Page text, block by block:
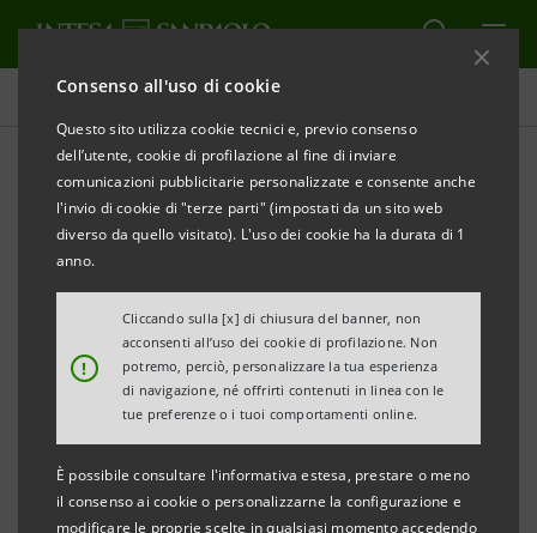
Consenso all'uso di cookie
Questo sito utilizza cookie tecnici e, previo consenso
dell’utente, cookie di profilazione al fine di inviare
comunicazioni pubblicitarie personalizzate e consente anche
l'invio di cookie di "terze parti" (impostati da un sito web
diverso da quello visitato). L'uso dei cookie ha la durata di 1
anno.
!
Cliccando sulla [x] di chiusura del banner, non
acconsenti all’uso dei cookie di profilazione. Non
potremo, perciò, personalizzare la tua esperienza
di navigazione, né offrirti contenuti in linea con le
tue preferenze o i tuoi comportamenti online.
È possibile consultare l'informativa estesa, prestare o meno
il consenso ai cookie o personalizzarne la configurazione e
modificare le proprie scelte in qualsiasi momento accedendo
Comunicati stampa
STAMPA AGGIORNA
INTESA SANPAOLO TITLE SPONSOR DEL CONCORSO
IPPICO INTERNAZIONALE DI ROMA - PIAZZA DI
Roma, 3 maggio 2017 – Intesa Sanpaolo, per il
secondo anno consecutivo, sarà
dell’85° edizione del
Concorso Ippico